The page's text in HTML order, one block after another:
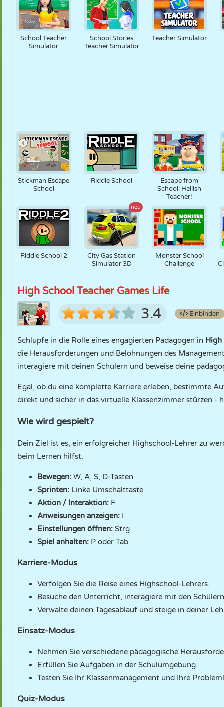
School Teacher
Simulator
School Stories
Teacher Simulator
Teacher Simulator
Stickman Escape
School
Riddle School
Escape from
School: Hellish
Teacher!
Riddle School 2
neu
City Gas Station
Simulator 3D
Monster School
Challenge
High School Teacher Games Life
3.4 Einbinden
Schlüpfe in die Rolle eines engagierten Pädagogen in High
die Herausforderungen und Belohnungen des
interagiere mit deinen Schülern und beweise deine
Egal, ob du eine komplette Karriere erleben, bestimmte
direkt und sicher in das virtuelle Klassenzimmer stürzen -
Wie wird gespielt?
Dein Ziel ist es, ein erfolgreicher Highschool-Lehrer zu
beim Lernen hilfst.
Bewegen: W, A, S, D-Tasten
Sprinten: Linke Umschalttaste
Aktion / Interaktion: F
Anweisungen anzeigen: I
Einstellungen öffnen: Strg
Spiel anhalten: P oder Tab
Karriere-Modus
Verfolgen Sie die Reise eines Highschool-Lehrers.
Besuche den Unterricht, interagiere mit den
Verwalte deinen Tagesablauf und steige in deiner
Einsatz-Modus
Nehmen Sie verschiedene pädagogische
Erfüllen Sie Aufgaben in der Schulumgebung.
Testen Sie Ihr Klassenmanagement und Ihre
Quiz-Modus